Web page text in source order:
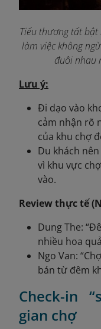
Tiểu thương tất
làm việc không
đuôi nhau
Lưu ý:
Đi dạo vào
cảm nhận rõ
của khu chợ
Du khách
vì khu vực
vào.
Review thực tế
Dung The:
nhiều hoa
Ngo Van:
bán từ đêm
Check-in
gian chợ